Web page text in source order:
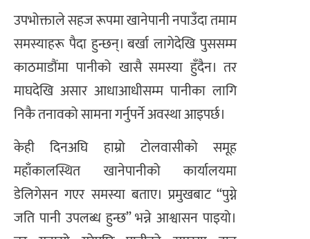
उपभोक्ताले सहज रूपमा खानेपानी नपाउँदा तमाम
समस्याहरू पैदा हुन्छन्। बर्खा लागेदेखि पुससम्म
काठमाडौंमा पानीको खासै समस्या हुँदैन। तर
माघदेखि असार आधाआधीसम्म पानीका लागि
निकै तनावको सामना गर्नुपर्ने अवस्था आइपर्छ।
केही दिनअघि हाम्रो टोलवासीको समूह
महाँकालस्थित खानेपानीको कार्यालयमा
डेलिगेसन गएर समस्या बताए। प्रमुखबाट “पुग्ने
जति पानी उपलब्ध हुन्छ” भन्ने आश्वासन पाइयो।